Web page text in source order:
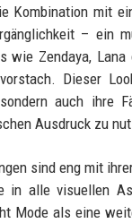
Kombination mit
– ein
wie Zendaya,
Dieser
auch ihre
Ausdruck zu
sind eng mit
in alle visuellen
Mode als eine